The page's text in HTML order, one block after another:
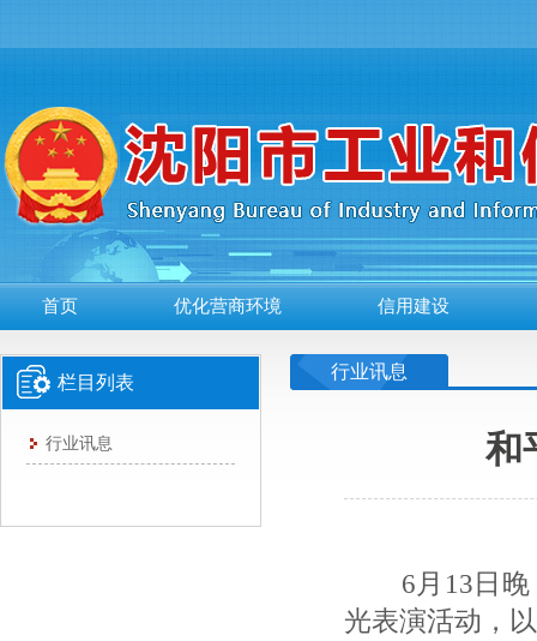
首页 优化营商环境 信用建设
栏目列表
行业讯息
行业讯息
和
6月13日晚，
光表演活动，